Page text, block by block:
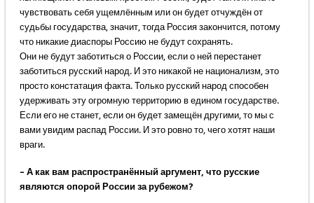
чувствовать себя ущемлённым или он будет отчуждён от
судьбы государства, значит, тогда Россия закончится, потому
что никакие диаспоры Россию не будут сохранять.
Они не будут заботиться о России, если о ней перестанет
заботиться русский народ. И это никакой не национализм, это
просто констатация факта. Только русский народ способен
удерживать эту огромную территорию в едином государстве.
Если его не станет, если он будет замещён другими, то мы с
вами увидим распад России. И это ровно то, чего хотят наши
враги.
– А как вам распространённый аргумент, что русские
являются опорой России за рубежом?